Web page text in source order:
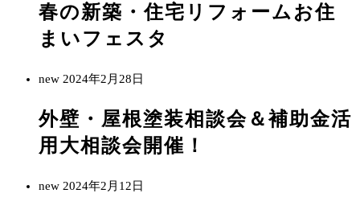
春の新築・住宅リフォームお住
まいフェスタ
new 2024年2月28日
外壁・屋根塗装相談会＆補助金活
用大相談会開催！
new 2024年2月12日